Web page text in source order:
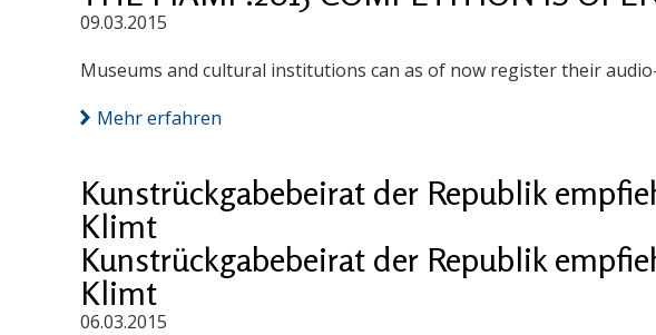
09.03.2015
Museums and cultural institutions can as of now register their
Mehr erfahren
Kunstrückgabebeirat der Republik
Klimt
Kunstrückgabebeirat der Republik
Klimt
06.03.2015